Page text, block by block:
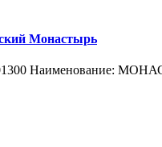
Монастырь
Наименование: